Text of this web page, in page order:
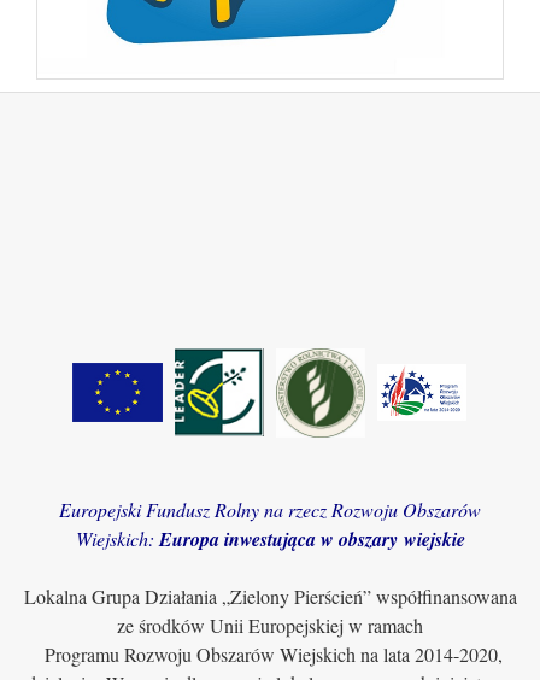
Europejski Fundusz Rolny na rzecz Rozwoju Obszarów
Wiejskich: Europa inwestująca w obszary wiejskie
Lokalna Grupa Działania „Zielony Pierścień” współfinansowana
ze środków Unii Europejskiej w ramach
Programu Rozwoju Obszarów Wiejskich na lata 2014-2020,